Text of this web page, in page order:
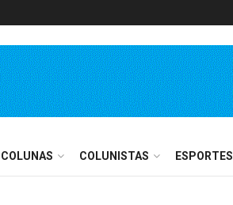
COLUNAS COLUNISTAS ESPORTES